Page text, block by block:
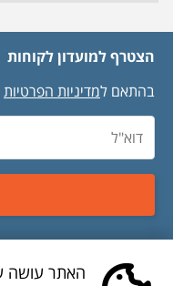
הצטרף למועדון לקוחות
בהתאם למדיניות הפרטיות
טיסות זולות